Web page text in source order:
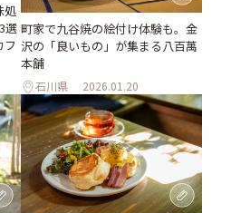
処
選
フ
町家で九谷焼の絵付け体験も。金
沢の「良いもの」が集まる八百萬
本舗
石川県 2026.01.20